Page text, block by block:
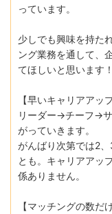
っています。
少しでも興味を持た
ング業務を通して、
てほしいと思います！
【早いキャリアアッ
リーダー→チーフ→
がっていきます。
がんばり次第では2
とも。キャリアアッ
係ありません。
【マッチングの数だ